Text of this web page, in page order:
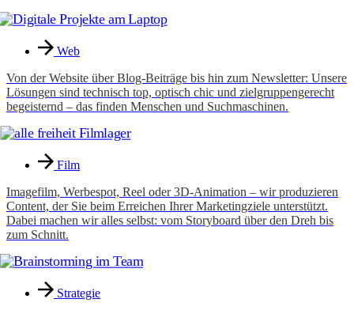
Web
Von der Website über Blog-Beiträge bis hin zum Newsletter: Unsere
Lösungen sind technisch top, optisch chic und zielgruppengerecht
begeisternd – das finden Menschen und Suchmaschinen.
Film
Imagefilm, Werbespot, Reel oder 3D-Animation – wir produzieren
Content, der Sie beim Erreichen Ihrer Marketingziele unterstützt.
Dabei machen wir alles selbst: vom Storyboard über den Dreh bis
zum Schnitt.
Strategie